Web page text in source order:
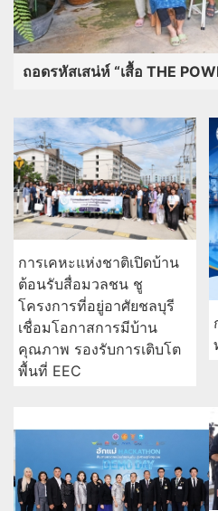
ถอดรหัสเสน่ห์ “เสื้อ THE
การเคหะแห่งชาติเปิดบ้าน
ต้อนรับสื่อมวลชน ชู
โครงการที่อยู่อาศัยชลบุรี
เชื่อมโอกาสการมีบ้าน
คุณภาพ รองรับการเติบโต
พื้นที่ EEC